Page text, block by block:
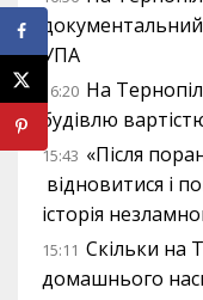
УПА
16:20 На
будівлю
15:43 «Після
відновитися і
історія
15:11 Скільки на
домашнього